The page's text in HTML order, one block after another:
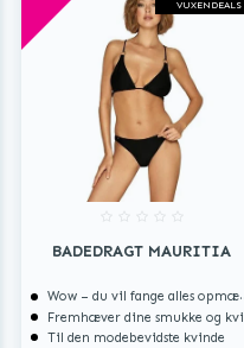
VUXENDEALS
BADEDRAGT MAURITIA
Wow – du vil fange alles opmærksomhed
Fremhæver dine smukke og kvindelige former
Til den modebevidste kvinde